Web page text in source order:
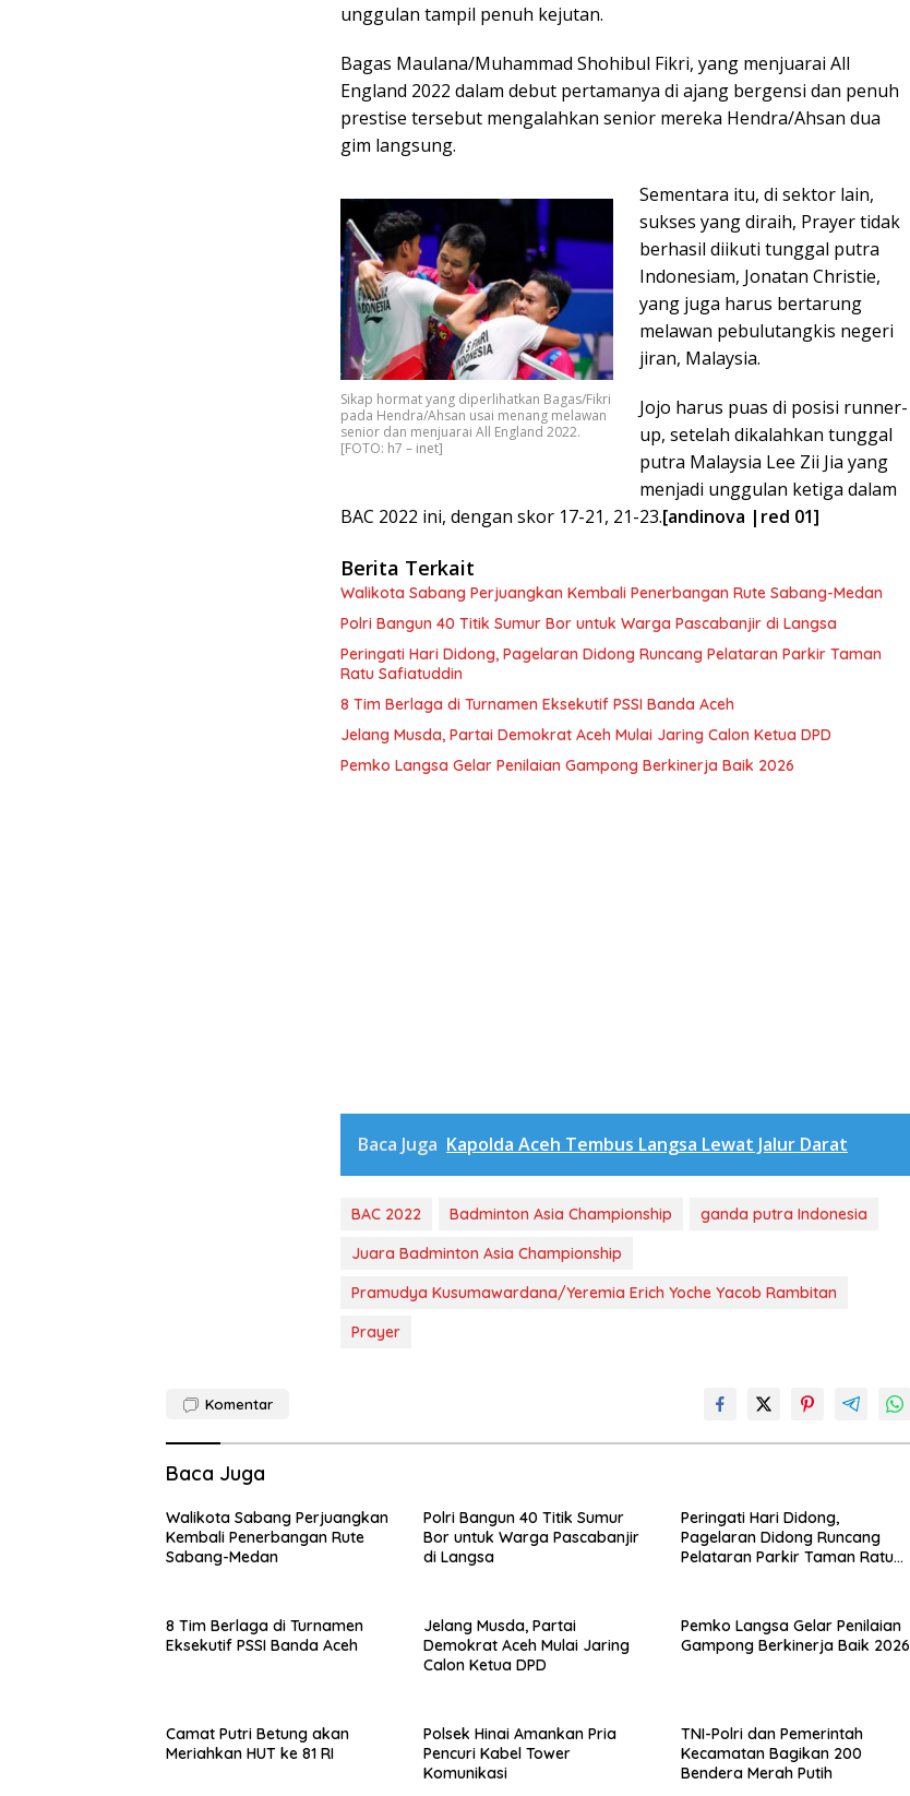
unggulan tampil penuh kejutan.
Bagas Maulana/Muhammad Shohibul Fikri, yang menjuarai All
England 2022 dalam debut pertamanya di ajang bergensi dan penuh
prestise tersebut mengalahkan senior mereka Hendra/Ahsan dua
gim langsung.
Sikap hormat yang diperlihatkan Bagas/Fikri
pada Hendra/Ahsan usai menang melawan
senior dan menjuarai All England 2022.
[FOTO: h7 – inet]
Sementara itu, di sektor lain,
sukses yang diraih, Prayer tidak
berhasil diikuti tunggal putra
Indonesiam, Jonatan Christie,
yang juga harus bertarung
melawan pebulutangkis negeri
jiran, Malaysia.
Jojo harus puas di posisi runner-
up, setelah dikalahkan tunggal
putra Malaysia Lee Zii Jia yang
menjadi unggulan ketiga dalam
BAC 2022 ini, dengan skor 17-21, 21-23.[andinova |red 01]
Berita Terkait
Walikota Sabang Perjuangkan Kembali Penerbangan Rute Sabang-Medan
Polri Bangun 40 Titik Sumur Bor untuk Warga Pascabanjir di Langsa
Peringati Hari Didong, Pagelaran Didong Runcang Pelataran Parkir Taman
Ratu Safiatuddin
8 Tim Berlaga di Turnamen Eksekutif PSSI Banda Aceh
Jelang Musda, Partai Demokrat Aceh Mulai Jaring Calon Ketua DPD
Pemko Langsa Gelar Penilaian Gampong Berkinerja Baik 2026
Baca Juga Kapolda Aceh Tembus Langsa Lewat Jalur Darat
BAC 2022 Badminton Asia Championship
ganda putra Indonesia
Juara Badminton Asia Championship
Pramudya Kusumawardana/Yeremia Erich Yoche Yacob Rambitan
Prayer
Komentar
Baca Juga
Walikota Sabang Perjuangkan
Kembali Penerbangan Rute
Sabang-Medan
Polri Bangun 40 Titik Sumur
Bor untuk Warga Pascabanjir
di Langsa
Peringati Hari Didong,
Pagelaran Didong Runcang
Pelataran Parkir Taman Ratu
8 Tim Berlaga di Turnamen
Eksekutif PSSI Banda Aceh
Jelang Musda, Partai
Demokrat Aceh Mulai Jaring
Calon Ketua DPD
Pemko Langsa Gelar Penilaian
Gampong Berkinerja Baik 2026
Camat Putri Betung akan
Meriahkan HUT ke 81 RI
Polsek Hinai Amankan Pria
Pencuri Kabel Tower
Komunikasi
TNI-Polri dan Pemerintah
Kecamatan Bagikan 200
Bendera Merah Putih